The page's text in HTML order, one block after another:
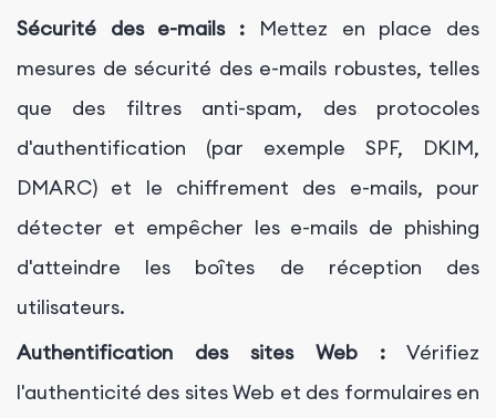
Sécurité des e-mails : Mettez en place des
mesures de sécurité des e-mails robustes, telles
que des filtres anti-spam, des protocoles
d'authentification (par exemple SPF, DKIM,
DMARC) et le chiffrement des e-mails, pour
détecter et empêcher les e-mails de phishing
d'atteindre les boîtes de réception des
utilisateurs.
Authentification des sites Web : Vérifiez
l'authenticité des sites Web et des formulaires en